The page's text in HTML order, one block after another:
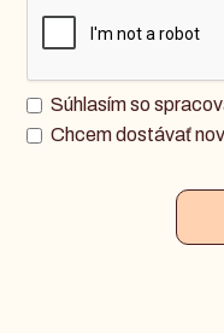
Súhlasím so
Chcem dostávať